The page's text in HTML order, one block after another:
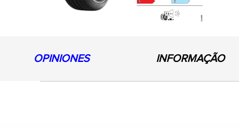
OPINIONES INFORMAÇÃO